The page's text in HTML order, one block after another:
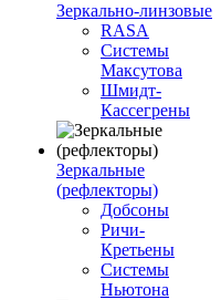
Зеркально-линзовые
RASA
Системы
Максутова
Шмидт-
Кассегрены
Зеркальные
(рефлекторы)
Добсоны
Ричи-
Кретьены
Системы
Ньютона